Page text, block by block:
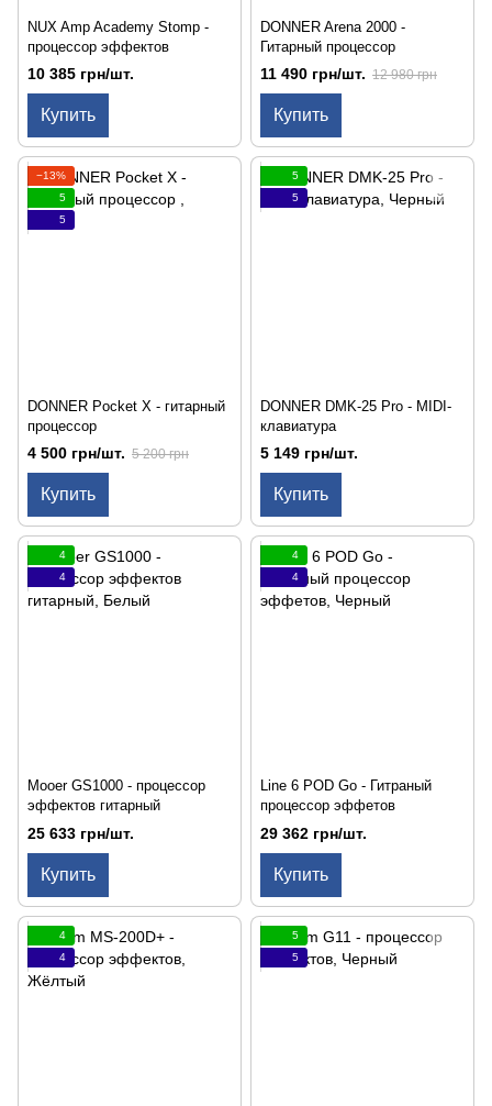
NUX Amp Academy Stomp -
процессор эффектов
10 385 грн/шт.
Купить
DONNER Arena 2000 -
Гитарный процессор
11 490 грн/шт. 12 980 грн
Купить
−13%
5
5
DONNER Pocket X - гитарный
процессор
4 500 грн/шт. 5 200 грн
Купить
5
5
DONNER DMK-25 Pro - MIDI-
клавиатура
5 149 грн/шт.
Купить
4
4
Mooer GS1000 - процессор
эффектов гитарный
25 633 грн/шт.
Купить
4
4
Line 6 POD Go - Гитраный
процессор эффетов
29 362 грн/шт.
Купить
4
4
5
5